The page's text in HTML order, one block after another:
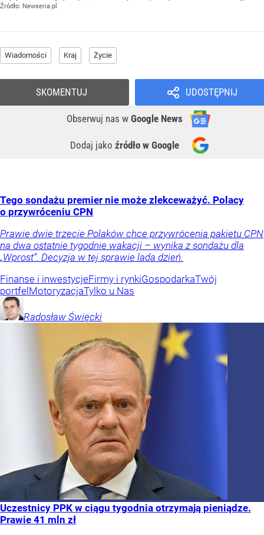
Źródło: Newseria.pl
Wiadomości Kraj Życie
UDOSTĘPNIJ
Obserwuj nas w Google News
Dodaj jako źródło w Google
SKOMENTUJ
Tego sondażu premier nie może zlekceważyć. Polacy
o przywróceniu CPN
Prawie dwie trzecie Polaków chce przywrócenia pakietu CPN
na dwa ostatnie tygodnie wakacji – wynika z sondażu dla
„Wprost”. Decyzja w tej sprawie lada dzień.
Finanse i inwestycjeFirmy i rynkiGospodarkaTwój
portfel MotoryzacjaTylko u Nas
Radosław Święcki
Uczestnicy PPK w ciągu tygodnia otrzymają pieniądze.
Prawie 41 mln zł